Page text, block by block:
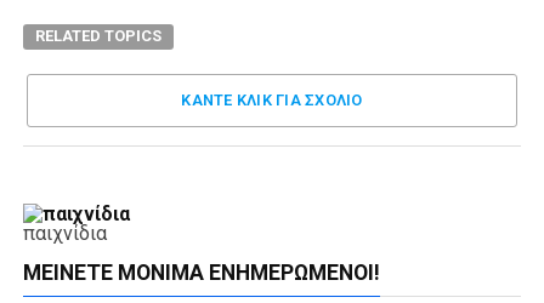
RELATED TOPICS
ΚΑΝΤΕ ΚΛΊΚ ΓΙΑ ΣΧΌΛΙΟ
παιχνίδια
ΜΕΊΝΕΤΕ ΜΌΝΙΜΑ ΕΝΗΜΕΡΏΜΕΝΟΙ!